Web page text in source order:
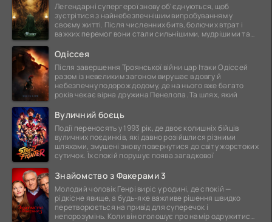
Легендарні супергерої знову об'єднуються, щоб
зустрітися з найнебезпечнішим випробуванням у
своєму житті. Після численних битв, болючих втрат і
важких перемог вони стали сильнішими, мудрішими та
Одіссея
Після завершення Троянської війни цар Ітаки Одіссей
разом із невеликим загоном вирушає в довгу й
небезпечну подорож додому, де на нього вже багато
років чекає вірна дружина Пенелопа. Та шлях, який
Вуличний боєць
Події переносять у 1993 рік, де двоє колишніх бійців
вуличних поєдинків, які давно розійшлися різними
шляхами, змушені знову повернутися до світу жорстоких
сутичок. Їх спокій порушує поява загадкової
Знайомство з Факерами 3
Молодий чоловік Генрі виріс у родині, де спокій —
рідкісне явище, а будь-яке важливе рішення швидко
перетворюється на привід для суперечок і
непорозумінь. Коли він оголошує про намір одружитися,